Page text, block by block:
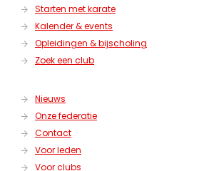
Starten met karate
Kalender & events
Opleidingen & bijscholing
Zoek een club
Nieuws
Onze federatie
Contact
Voor leden
Voor clubs